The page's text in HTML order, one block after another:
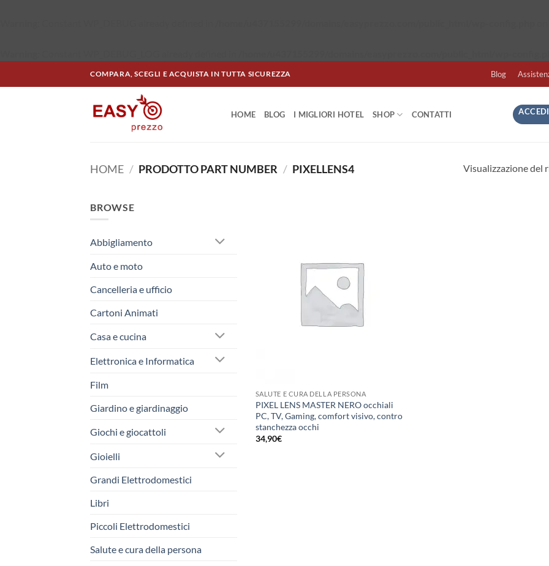
COMPARA, SCEGLI E ACQUISTA IN TUTTA SICUREZZA Blog
HOME BLOG I MIGLIORI HOTEL SHOP CONTATTI
HOME / PRODOTTO PART NUMBER / PIXELLENS4 Visualizzazione del
BROWSE
Abbigliamento
Auto e moto
Cancelleria e ufficio
Cartoni Animati
Casa e cucina
Elettronica e Informatica
Film
Giardino e giardinaggio
Giochi e giocattoli
Gioielli
Grandi Elettrodomestici
Libri
Piccoli Elettrodomestici
Salute e cura della persona
SALUTE E CURA DELLA PERSONA
PIXEL LENS MASTER NERO occhiali
PC, TV, Gaming, comfort visivo, contro
stanchezza occhi
34,90€